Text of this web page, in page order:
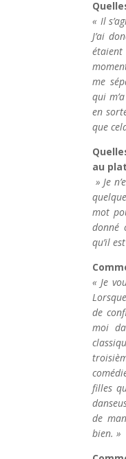
« Il
J’ai
étaient
me
qui
en
que
au
» Je
mot
donné
qu’il
« Je
de
moi
filles
de
bien. »